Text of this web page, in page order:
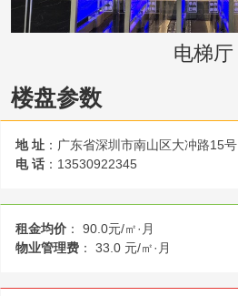
电梯厅
楼盘参数
地 址 ：广东省深圳市南山区大冲路15号
电 话 ：13530922345
租金均价 ： 90.0元/㎡·月
物业管理费 ： 33.0 元/㎡·月